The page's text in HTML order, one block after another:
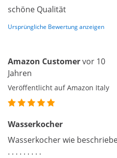
schöne Qualität
Ursprüngliche Bewertung anzeigen
Amazon Customervor 10
Jahren
Veröffentlicht auf Amazon Italy
Wasserkocher
Wasserkocher wie
. . . . . . . . .